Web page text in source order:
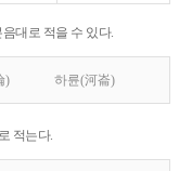
대로 적을 수 있다.
) 하륜(河崙)
적는다.